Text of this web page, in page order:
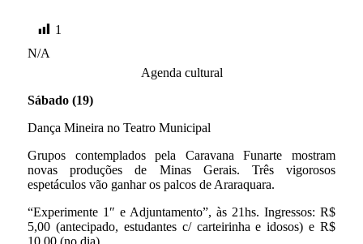
1
N/A
Agenda cultural
Sábado (19)
Dança Mineira no Teatro Municipal
Grupos contemplados pela Caravana Funarte mostram
novas produções de Minas Gerais. Três vigorosos
espetáculos vão ganhar os palcos de Araraquara.
“Experimente 1″ e Adjuntamento”, às 21hs. Ingressos: R$
5,00 (antecipado, estudantes c/ carteirinha e idosos) e R$
10,00 (no dia).